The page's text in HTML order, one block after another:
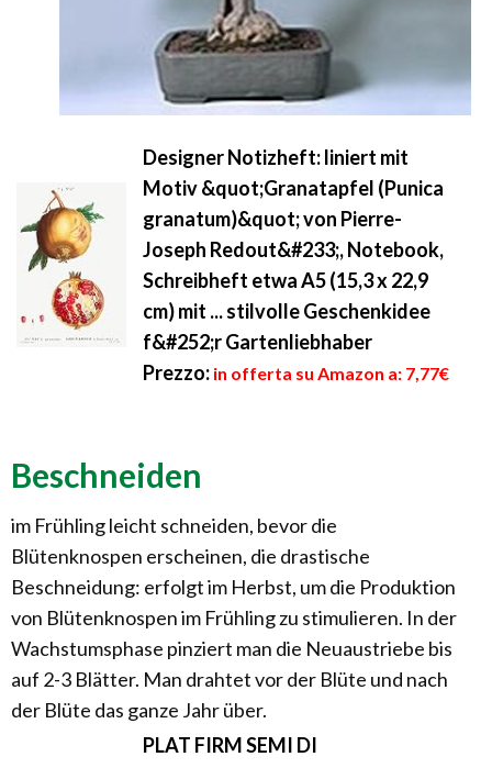
Designer Notizheft: liniert mit
Motiv &quot;Granatapfel (Punica
granatum)&quot; von Pierre-
Joseph Redout&#233;, Notebook,
Schreibheft etwa A5 (15,3 x 22,9
cm) mit ... stilvolle Geschenkidee
f&#252;r Gartenliebhaber
Prezzo: in offerta su Amazon a: 7,77€
Beschneiden
im Frühling leicht schneiden, bevor die
Blütenknospen erscheinen, die drastische
Beschneidung: erfolgt im Herbst, um die Produktion
von Blütenknospen im Frühling zu stimulieren. In der
Wachstumsphase pinziert man die Neuaustriebe bis
auf 2-3 Blätter. Man drahtet vor der Blüte und nach
der Blüte das ganze Jahr über.
PLAT FIRM SEMI DI